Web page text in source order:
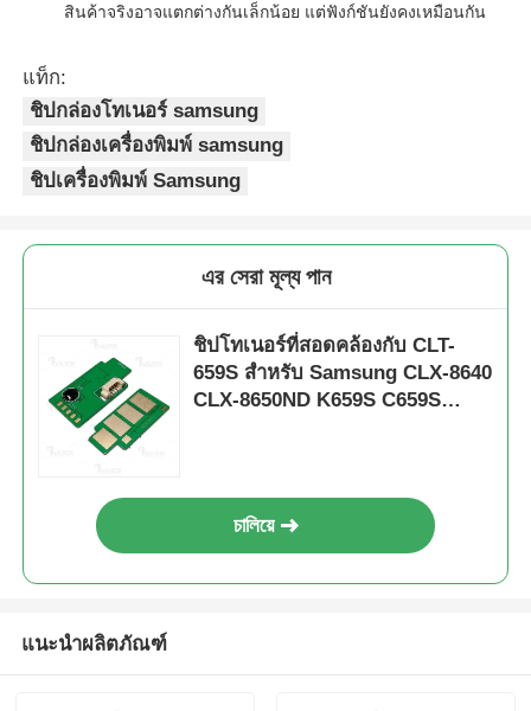
สินค้าจริงอาจแตกต่างกันเล็กน้อย แต่ฟังก์ชันยังคงเหมือนกัน
แท็ก:
ชิปกล่องโทเนอร์ samsung
ชิปกล่องเครื่องพิมพ์ samsung
ชิปเครื่องพิมพ์ Samsung
এর সেরা মূল্য পান
ชิปโทเนอร์ที่สอดคล้องกับ CLT-
659S สําหรับ Samsung CLX-8640
CLX-8650ND K659S C659S
চালিয়ে
แนะนำผลิตภัณฑ์